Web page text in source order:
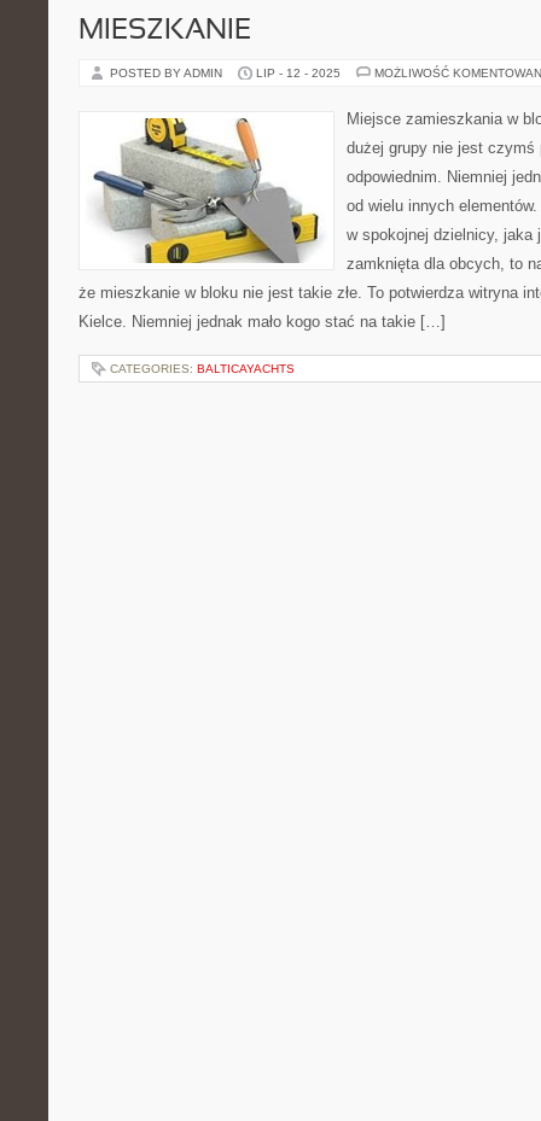
MIESZKANIE
POSTED BY ADMIN LIP - 12 - 2025 MOŻLIWOŚĆ
Miejsce zamieszkania w
dużej grupy nie jest czymś
odpowiednim. Niemniej
od wielu innych
w spokojnej dzielnicy, jaka
zamknięta dla obcych, to
że mieszkanie w bloku nie jest takie złe. To potwierdza witryna
Kielce. Niemniej jednak mało kogo stać na takie […]
CATEGORIES: BALTICAYACHTS